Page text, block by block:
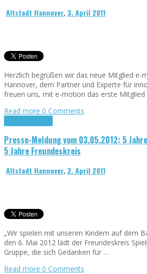
Altstadt Hannover, 3. April 2011
Herzlich begrüßen wir das neue Mitglied e-
Hannover, dem Partner und Experte für
freuen uns, mit e-motion das erste
Read more 0 Comments
Presse-Meldung vom 03.05.2012: 5
5 Jahre Freundeskreis
Altstadt Hannover, 2. April 2011
„Wir spielen mit unseren Kindern auf dem
den 6. Mai 2012 lädt der Freundeskreis
Gruppe, die sich Gedanken für …
Read more 0 Comments